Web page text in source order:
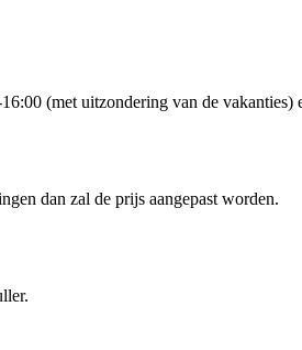
(met uitzondering van de vakanties)
dan zal de prijs aangepast worden.